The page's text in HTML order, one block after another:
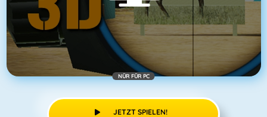
NÜR FÜR PC
JETZT SPIELEN!